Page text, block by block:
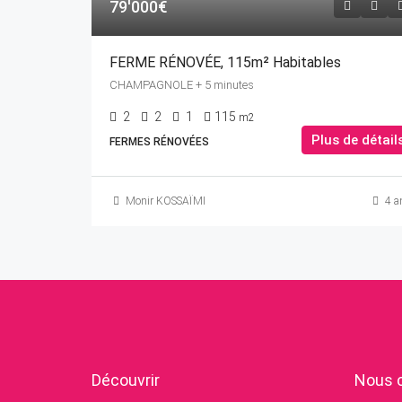
79'000€
FERME RÉNOVÉE, 115m² Habitables
CHAMPAGNOLE + 5 minutes
2 2 1 115 m2
FERMES RÉNOVÉES
Plus de
Monir KOSSAÏMI 4
Découvrir Nous